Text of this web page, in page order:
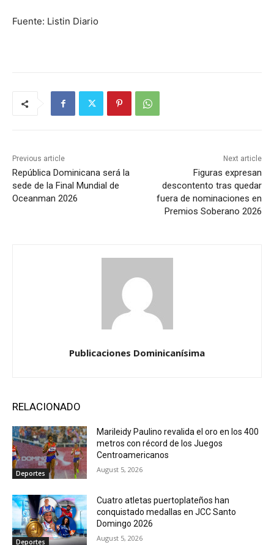
Fuente: Listin Diario
Previous article
República Dominicana será la
sede de la Final Mundial de
Oceanman 2026
Next article
Figuras expresan
descontento tras quedar
fuera de nominaciones en
Premios Soberano 2026
Publicaciones Dominicanísima
RELACIONADO
Deportes
Marileidy Paulino revalida el oro en los 400
metros con récord de los Juegos
Centroamericanos
August 5, 2026
Deportes
Cuatro atletas puertoplateños han
conquistado medallas en JCC Santo
Domingo 2026
August 5, 2026